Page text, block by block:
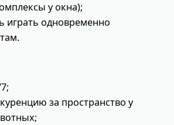
у окна);
играть одновременно
за пространство у